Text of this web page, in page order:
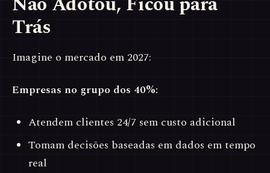
Trás
Imagine o mercado em 2027:
Empresas no grupo dos 40%:
Atendem clientes 24/7 sem custo adicional
Tomam decisões baseadas em dados em tempo
real